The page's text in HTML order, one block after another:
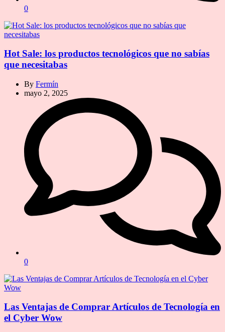
0
Hot Sale: los productos tecnológicos que no sabías
que necesitabas
By Fermín
mayo 2, 2025
0
Las Ventajas de Comprar Artículos de Tecnología en
el Cyber Wow